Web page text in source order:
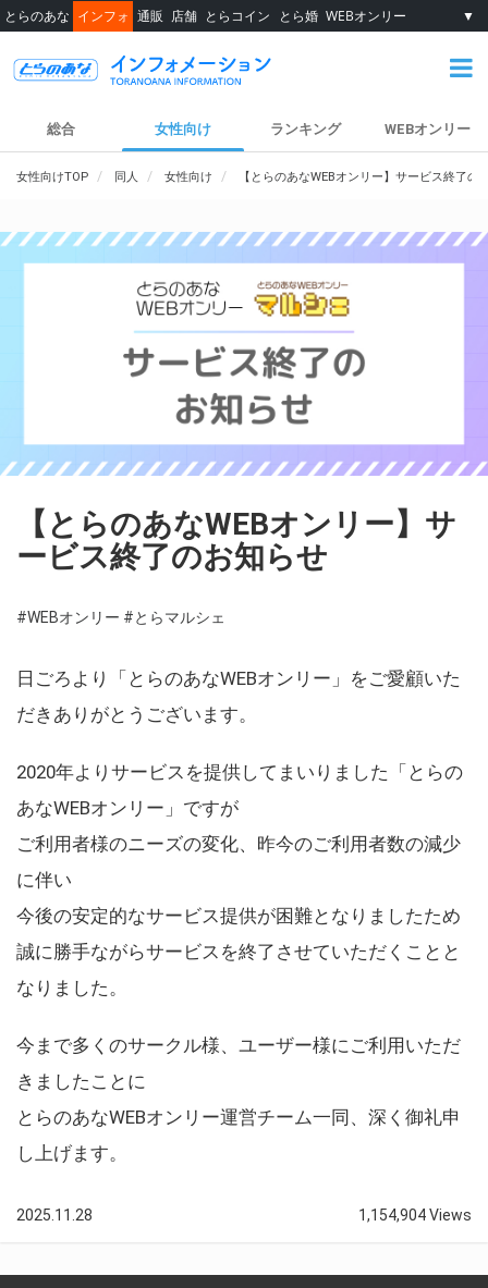
とらのあな インフォ 通販 店舗 とらコイン とら婚 WEBオンリー ▼
総合 女性向け ランキング WEBオンリー
女性向けTOP 同人 女性向け 【とらのあなWEBオンリー】サービス終了の
【とらのあなWEBオンリー】サ
ービス終了のお知らせ
#WEBオンリー #とらマルシェ
日ごろより「とらのあなWEBオンリー」をご愛顧いた
だきありがとうございます。
2020年よりサービスを提供してまいりました「とらの
あなWEBオンリー」ですが
ご利用者様のニーズの変化、昨今のご利用者数の減少
に伴い
今後の安定的なサービス提供が困難となりましたため
誠に勝手ながらサービスを終了させていただくことと
なりました。
今まで多くのサークル様、ユーザー様にご利用いただ
きましたことに
とらのあなWEBオンリー運営チーム一同、深く御礼申
し上げます。
2025.11.28 1,154,904 Views